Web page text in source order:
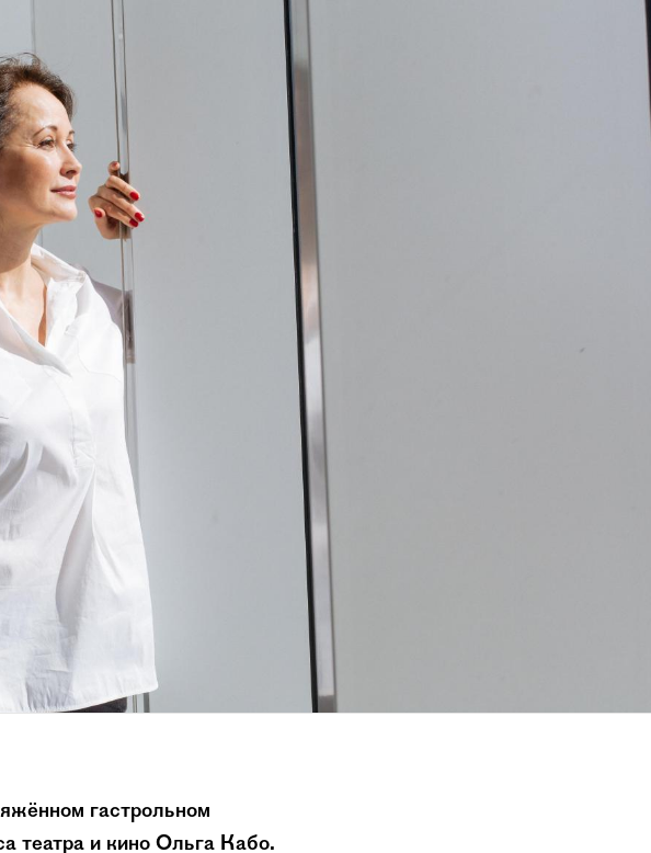
гастрольном
театра и кино Ольга Кабо.